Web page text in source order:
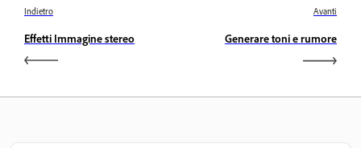
Indietro
Effetti Immagine stereo
Avanti
Generare toni e rumore